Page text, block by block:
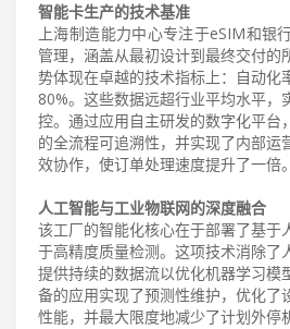
智能卡生产的技术基准
上海制造能力中心专注于eSIM和银
管理，涵盖从最初设计到最终交付的
势体现在卓越的技术指标上：自动化
80%。这些数据远超行业平均水平，
控。通过应用自主研发的数字化平台
的全流程可追溯性，并实现了内部运
效协作，使订单处理速度提升了一倍。
人工智能与工业物联网的深度融合
该工厂的智能化核心在于部署了基于
于高精度质量检测。这项技术消除了
提供持续的数据流以优化机器学习模
备的应用实现了预测性维护，优化了
性能，并最大限度地减少了计划外停